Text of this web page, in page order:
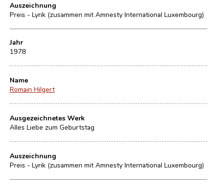
Auszeichnung
Preis - Lyrik (zusammen mit Amnesty International Luxembourg)
Jahr
1978
Name
Romain Hilgert
Ausgezeichnetes Werk
Alles Liebe zum Geburtstag
Auszeichnung
Preis - Lyrik (zusammen mit Amnesty International Luxembourg)